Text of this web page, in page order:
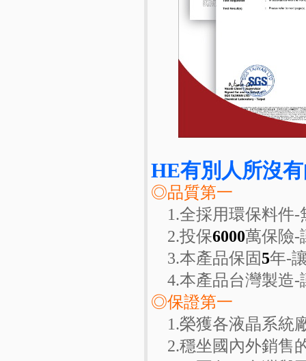
HE有別人所沒
◎品質第一
1.全採用環保料件-
2.投保6000萬保險-
3.本產品保固5年-
4.本產品台灣製造-
◎保證第一
1.榮獲各液晶系統
2.穩坐國內外銷售